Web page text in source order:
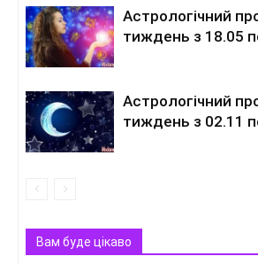
Астрологічний
тиждень з 18.05
Астрологічний
тиждень з 02.11
Вам буде цікаво